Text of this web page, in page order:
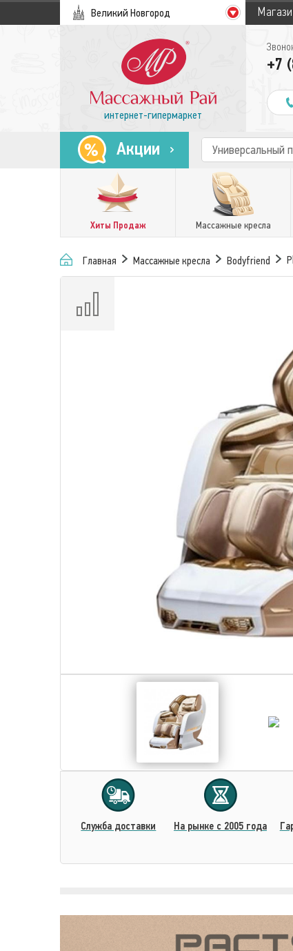
Великий Новгород
интернет-гипермаркет
+7
Акции
Хиты Продаж Массажные кресла
Главная Массажные кресла Bodyfriend
Cлужба доставки На рынке с 2005 года